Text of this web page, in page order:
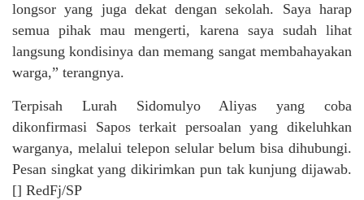
longsor yang juga dekat dengan sekolah. Saya harap
semua pihak mau mengerti, karena saya sudah lihat
langsung kondisinya dan memang sangat membahayakan
warga,” terangnya.
Terpisah Lurah Sidomulyo Aliyas yang coba
dikonfirmasi Sapos terkait persoalan yang dikeluhkan
warganya, melalui telepon selular belum bisa dihubungi.
Pesan singkat yang dikirimkan pun tak kunjung dijawab.
[] RedFj/SP